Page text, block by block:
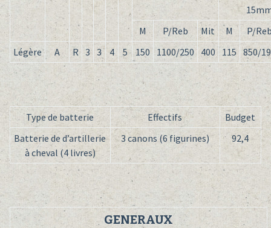
M
P/Reb Mit M
P/
Légère
A R 3 3 4 5 150 1100/250 400 115 850/
Type de batterie Effectifs
Budget
Batterie de d’artillerie
à cheval (4 livres)
3 canons (6 figurines) 92,4
GENERAUX